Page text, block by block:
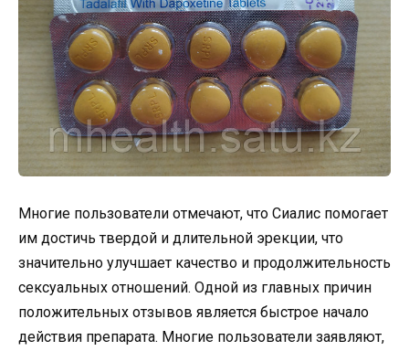
Многие пользователи отмечают, что Сиалис помогает
им достичь твердой и длительной эрекции, что
значительно улучшает качество и продолжительность
сексуальных отношений. Одной из главных причин
положительных отзывов является быстрое начало
действия препарата. Многие пользователи заявляют,